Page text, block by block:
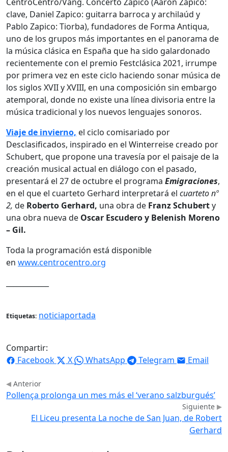
clave, Daniel Zapico: guitarra barroca y archilaúd y
Pablo Zapico: Tiorba), fundadores de Forma Antiqua,
uno de los grupos más importantes en el panorama de
la música clásica en España que ha sido galardonado
recientemente con el premio Festclásica 2021, irrumpe
por primera vez en este ciclo haciendo sonar música de
los siglos XVII y XVIII, en una composición sin embargo
atemporal, donde no existe una línea divisoria entre la
música tradicional y los nuevos lenguajes sonoros.
Viaje de invierno, el ciclo comisariado por
Desclasificados, inspirado en el Winterreise creado por
Schubert, que propone una travesía por el paisaje de la
creación musical actual en diálogo con el pasado,
presentará el 27 de octubre el programa Emigraciones,
en el que el cuarteto Gerhard interpretará el cuarteto nº
2, de Roberto Gerhard, una obra de Franz Schuberty
una obra nueva de Oscar Escudero y Belenish Moreno
– Gil.
Toda la programación está disponible
en www.centrocentro.org
Etiquetas: noticiaportada
Compartir:
Facebook
X WhatsApp Telegram Email
Anterior
Pollença prolonga un mes más el ‘verano salzburgués’
Siguiente
El Liceu presenta La noche de San Juan, de Robert
Gerhard